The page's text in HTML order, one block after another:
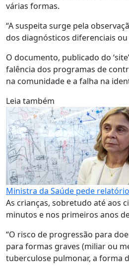
várias formas.
“A suspeita surge pela
dos diagnósticos diferenciais
O documento, publicado do
falência dos programas de
na comunidade e a falha na
Leia também
Ministra da Saúde pede
As crianças, sobretudo até aos
minutos e nos primeiros anos
“O risco de progressão para
para formas graves (miliar ou
tuberculose pulmonar, a forma